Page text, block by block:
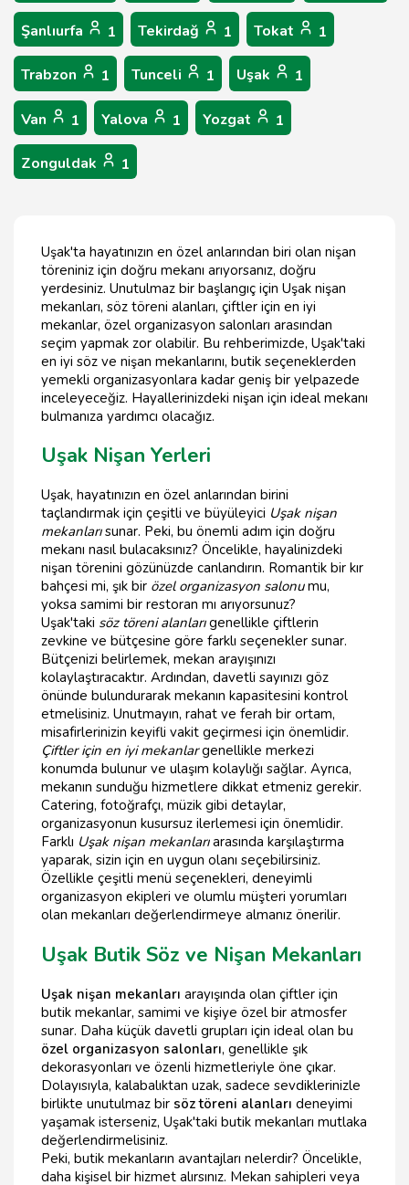
Şanlıurfa 1 Tekirdağ 1 Tokat 1
Trabzon 1 Tunceli 1 Uşak 1
Van 1 Yalova 1 Yozgat 1
Zonguldak 1
Uşak'ta hayatınızın en özel anlarından biri olan nişan
töreniniz için doğru mekanı arıyorsanız, doğru
yerdesiniz. Unutulmaz bir başlangıç için Uşak nişan
mekanları, söz töreni alanları, çiftler için en iyi
mekanlar, özel organizasyon salonları arasından
seçim yapmak zor olabilir. Bu rehberimizde, Uşak'taki
en iyi söz ve nişan mekanlarını, butik seçeneklerden
yemekli organizasyonlara kadar geniş bir yelpazede
inceleyeceğiz. Hayallerinizdeki nişan için ideal mekanı
bulmanıza yardımcı olacağız.
Uşak Nişan Yerleri
Uşak, hayatınızın en özel anlarından birini
taçlandırmak için çeşitli ve büyüleyici Uşak nişan
mekanlarısunar. Peki, bu önemli adım için doğru
mekanı nasıl bulacaksınız? Öncelikle, hayalinizdeki
nişan törenini gözünüzde canlandırın. Romantik bir kır
bahçesi mi, şık bir özel organizasyon salonumu,
yoksa samimi bir restoran mı arıyorsunuz?
Uşak'taki söz töreni alanlarıgenellikle çiftlerin
zevkine ve bütçesine göre farklı seçenekler sunar.
Bütçenizi belirlemek, mekan arayışınızı
kolaylaştıracaktır. Ardından, davetli sayınızı göz
önünde bulundurarak mekanın kapasitesini kontrol
etmelisiniz. Unutmayın, rahat ve ferah bir ortam,
misafirlerinizin keyifli vakit geçirmesi için önemlidir.
Çiftler için en iyi mekanlargenellikle merkezi
konumda bulunur ve ulaşım kolaylığı sağlar. Ayrıca,
mekanın sunduğu hizmetlere dikkat etmeniz gerekir.
Catering, fotoğrafçı, müzik gibi detaylar,
organizasyonun kusursuz ilerlemesi için önemlidir.
Farklı Uşak nişan mekanlarıarasında karşılaştırma
yaparak, sizin için en uygun olanı seçebilirsiniz.
Özellikle çeşitli menü seçenekleri, deneyimli
organizasyon ekipleri ve olumlu müşteri yorumları
olan mekanları değerlendirmeye almanız önerilir.
Uşak Butik Söz ve Nişan Mekanları
Uşak nişan mekanları arayışında olan çiftler için
butik mekanlar, samimi ve kişiye özel bir atmosfer
sunar. Daha küçük davetli grupları için ideal olan bu
özel organizasyon salonları, genellikle şık
dekorasyonları ve özenli hizmetleriyle öne çıkar.
Dolayısıyla, kalabalıktan uzak, sadece sevdiklerinizle
birlikte unutulmaz bir söz töreni alanları deneyimi
yaşamak isterseniz, Uşak'taki butik mekanları mutlaka
değerlendirmelisiniz.
Peki, butik mekanların avantajları nelerdir? Öncelikle,
daha kişisel bir hizmet alırsınız. Mekan sahipleri veya